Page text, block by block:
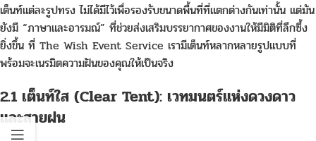
เต็นท์แต่ละรูปทรง ไม่ได้มีไว้เพื่อรองรับขนาดพื้นที่ที่แตกต่างกันเท่านั้น แต่มัน
ยังมี “ภาษาและอารมณ์” ที่ช่วยส่งเสริมบรรยากาศของงานให้มีมิติที่ลึกซึ้ง
ยิ่งขึ้น ที่ The Wish Event Service เรามีเต็นท์หลากหลายรูปแบบที่
พร้อมจะเนรมิตความฝันของคุณให้เป็นจริง
2.1 เต็นท์ใส (Clear Tent): เวทมนตร์แห่งดวงดาว
และสายฝน